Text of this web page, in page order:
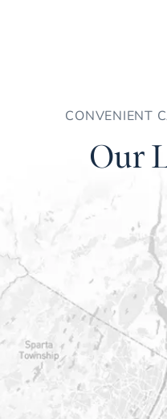
CONVENIENT
Our